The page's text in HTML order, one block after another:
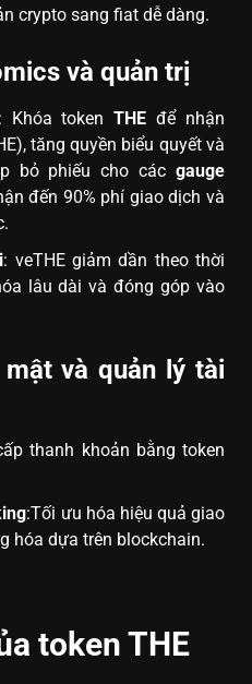
crypto sang fiat dễ dàng.
và quản trị
Khóa tokenTHE để nhận
tăng quyền biểu quyết và
bỏ phiếu cho các gauge
đến 90% phí giao dịch và
: veTHE giảm dần theo thời
lâu dài và đóng góp vào
và quản lý tài
thanh khoản bằng token
:Tối ưu hóa hiệu quả giao
hóa dựa trên blockchain.
token THE